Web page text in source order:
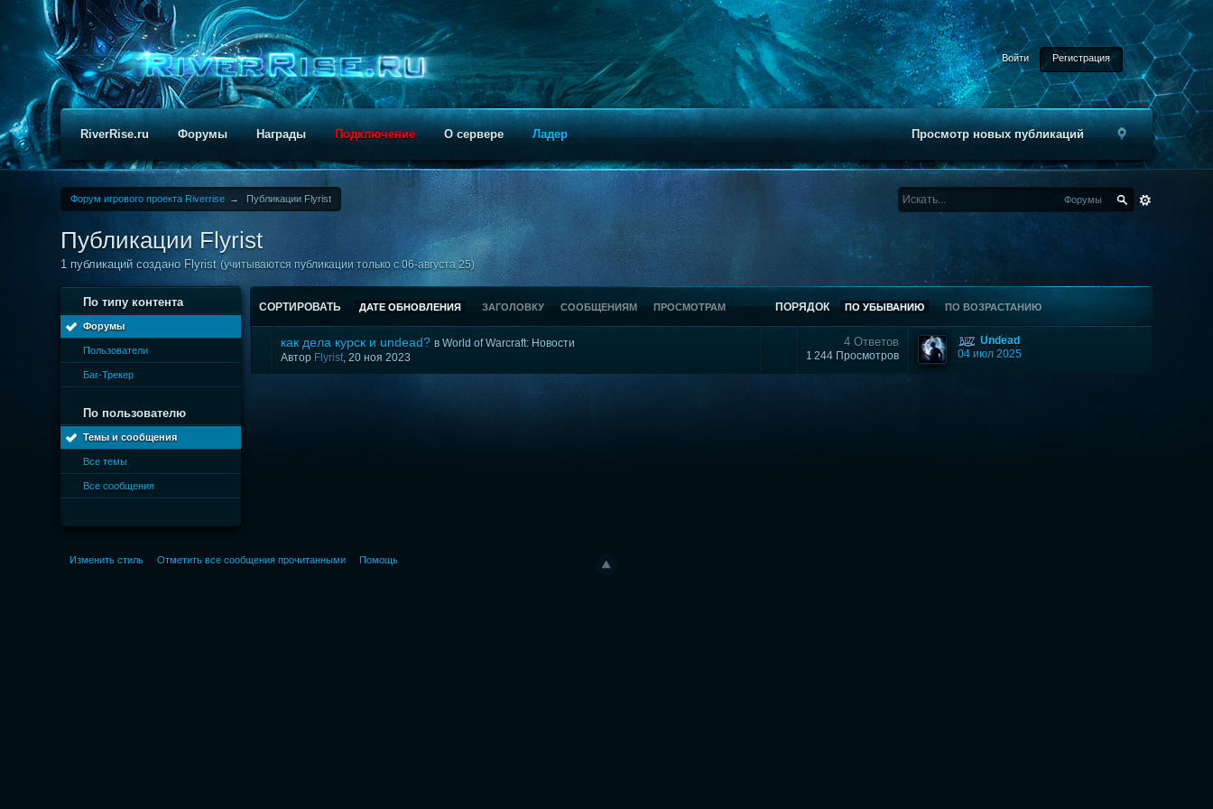
Войти Регистрация
Просмотр новых публикаций
RiverRise.ru Форумы Награды Подключение О сервере Ладер
Форум игрового проекта Riverrise → Публикации Flyrist Форумы
Публикации Flyrist
1 публикаций создано Flyrist(учитываются публикации только с 06-августа 25)
По типу контента
Форумы
Пользователи
Баг-Трекер
По пользователю
Темы и сообщения
Все темы
Все сообщения
СОРТИРОВАТЬ ДАТЕ ОБНОВЛЕНИЯ ЗАГОЛОВКУ СООБЩЕНИЯМ ПРОСМОТРАМ ПОРЯДОК ПО УБЫВАНИЮ ПО ВОЗРАСТАНИЮ
как дела курск и undead? в World of Warcraft: Новости
Автор Flyrist, 20 ноя 2023
4 Ответов
1 244 Просмотров
Undead
04 июл 2025
Изменить стиль Отметить все сообщения прочитанными Помощь